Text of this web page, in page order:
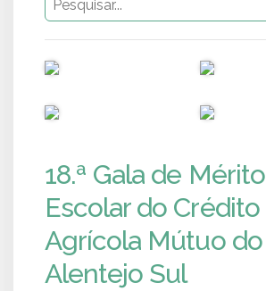
18.ª Gala de Mérito
Escolar do Crédito
Agrícola Mútuo do
Alentejo Sul